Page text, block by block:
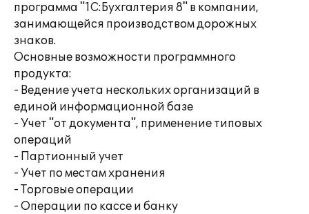
программа "1С:Бухгалтерия 8" в компании,
занимающейся производством дорожных
знаков.
Основные возможности программного
продукта:
- Ведение учета нескольких организаций в
единой информационной базе
- Учет "от документа", применение типовых
операций
- Партионный учет
- Учет по местам хранения
- Торговые операции
- Операции по кассе и банку